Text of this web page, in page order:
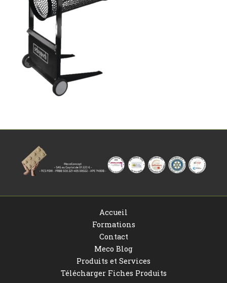
Accueil
Formations
Contact
Meco Blog
Produits et Services
Télécharger Fiches Produits